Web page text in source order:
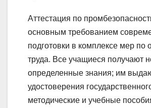
Аттестация по
основным требованием
подготовки в комплексе мер по
труда. Все учащиеся получают
определенные знания; им
удостоверения
методические и учебные